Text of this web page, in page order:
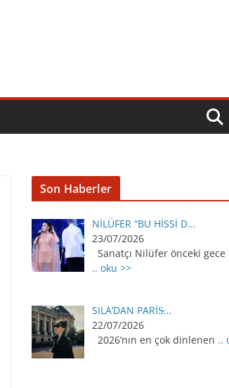
Son Haberler
NİLÜFER “BU HİSSİ D…
23/07/2026
Sanatçı Nilüfer önceki gece
.. oku >>
SILA’DAN PARİS̵…
22/07/2026
2026’nın en çok dinlenen ..